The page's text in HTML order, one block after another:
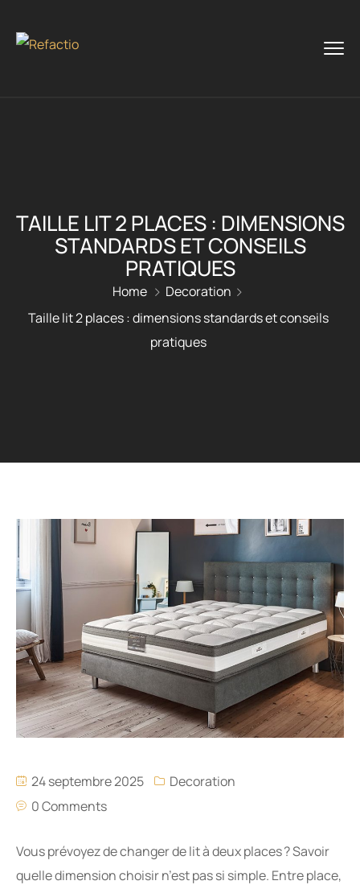
TAILLE LIT 2 PLACES : DIMENSIONS
STANDARDS ET CONSEILS
PRATIQUES
Home
Decoration
Taille lit 2 places : dimensions standards et conseils
pratiques
24 septembre 2025
Decoration
0 Comments
Vous prévoyez de changer de lit à deux places ? Savoir
quelle dimension choisir n’est pas si simple. Entre place,